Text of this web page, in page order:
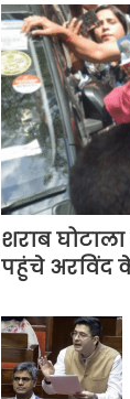
शराब घोटाला
पहुंचे अरविंद